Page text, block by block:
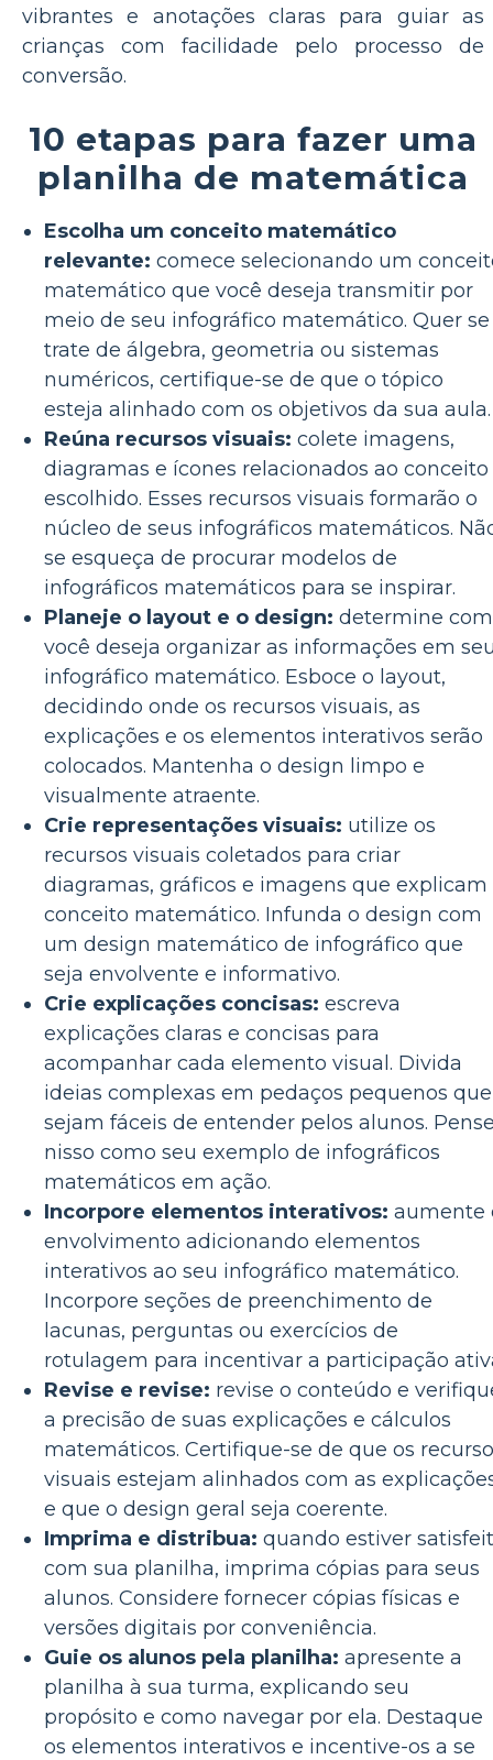
vibrantes e anotações claras para guiar as
crianças com facilidade pelo processo de
conversão.
10 etapas para fazer uma
planilha de matemática
Escolha um conceito matemático
relevante: comece selecionando um
matemático que você deseja transmitir por
meio de seu infográfico matemático. Quer se
trate de álgebra, geometria ou sistemas
numéricos, certifique-se de que o tópico
esteja alinhado com os objetivos da sua aula.
Reúna recursos visuais: colete imagens,
diagramas e ícones relacionados ao conceito
escolhido. Esses recursos visuais formarão o
núcleo de seus infográficos matemáticos.
se esqueça de procurar modelos de
infográficos matemáticos para se inspirar.
Planeje o layout e o design: determine
você deseja organizar as informações em
infográfico matemático. Esboce o layout,
decidindo onde os recursos visuais, as
explicações e os elementos interativos serão
colocados. Mantenha o design limpo e
visualmente atraente.
Crie representações visuais: utilize os
recursos visuais coletados para criar
diagramas, gráficos e imagens que explicam
conceito matemático. Infunda o design com
um design matemático de infográfico que
seja envolvente e informativo.
Crie explicações concisas: escreva
explicações claras e concisas para
acompanhar cada elemento visual. Divida
ideias complexas em pedaços pequenos que
sejam fáceis de entender pelos alunos.
nisso como seu exemplo de infográficos
matemáticos em ação.
Incorpore elementos interativos: aumente
envolvimento adicionando elementos
interativos ao seu infográfico matemático.
Incorpore seções de preenchimento de
lacunas, perguntas ou exercícios de
rotulagem para incentivar a participação
Revise e revise: revise o conteúdo e
a precisão de suas explicações e cálculos
matemáticos. Certifique-se de que os
visuais estejam alinhados com as
e que o design geral seja coerente.
Imprima e distribua: quando estiver
com sua planilha, imprima cópias para seus
alunos. Considere fornecer cópias físicas e
versões digitais por conveniência.
Guie os alunos pela planilha: apresente a
planilha à sua turma, explicando seu
propósito e como navegar por ela. Destaque
os elementos interativos e incentive-os a se